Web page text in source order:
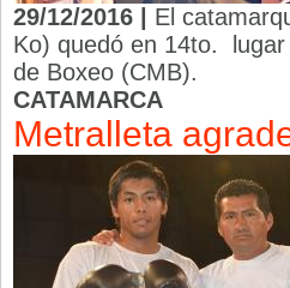
29/12/2016 | El
Ko) quedó en 14to.
de Boxeo (CMB).
CATAMARCA
Metralleta